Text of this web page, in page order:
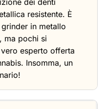
resistente. È
in metallo
ma pochi si
esperto offerta
Insomma, un